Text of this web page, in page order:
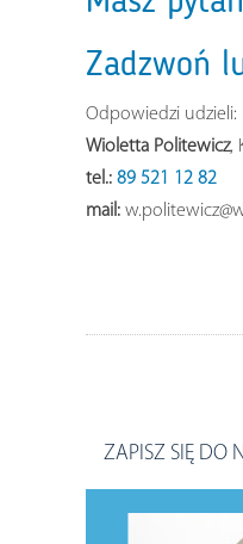
Zadzwoń
Odpowiedzi udzieli:
Wioletta Politewicz,
tel.: 89 521 12 82
mail:
ZAPISZ SIĘ DO